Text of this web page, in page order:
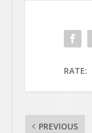
RATE:
PREVIOUS